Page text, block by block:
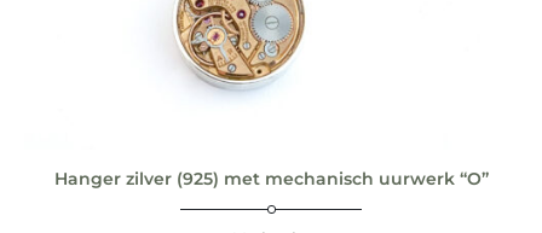
Hanger zilver (925) met mechanisch uurwerk “O”